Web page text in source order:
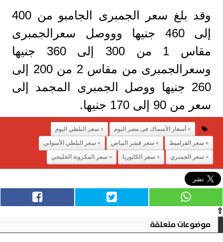
وقد بلغ سعر الجمبرى الجامبو من 400
إلى 460 جنيها وووصل سعرالجمبرى
مقاس 1 من 300 إلى 360 جنيها
وسعرالجمبرى من مقاس 2 من 200 إلى
260 جنيها ووصل الجمبرى المجمد إلى
سعر من 90 إلى 170 جنيها.
أسعار الأسماك فى مصر اليوم
سعر البلطي اليوم
سعر القراميط
سعر قشر البياض
سعر البلطي الأسواني
سعر الجمبري
سعر الكابوريا سعر المكرونة الخليجي
⇧
موضوعات متعلقة